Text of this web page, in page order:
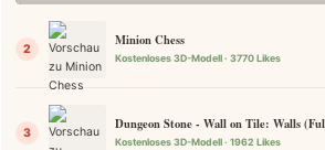
Minion Chess
Kostenloses 3D-Modell · 3770 Likes
Dungeon Stone - Wall on Tile: Walls
Kostenloses 3D-Modell · 1962 Likes